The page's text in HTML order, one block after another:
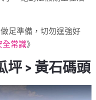
足準備，切勿逞強好
全常識》
坪 > 黃石碼頭